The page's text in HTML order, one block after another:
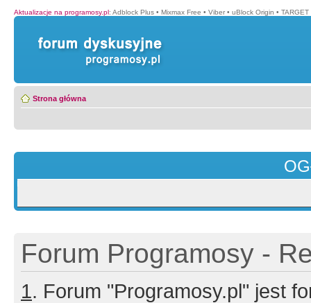
Aktualizacje na programosy.pl: Adblock Plus • Mixmax Free • Viber • uBlock Origin •
Strona główna
Forum Programosy -
1. Forum "Programosy.pl" jest